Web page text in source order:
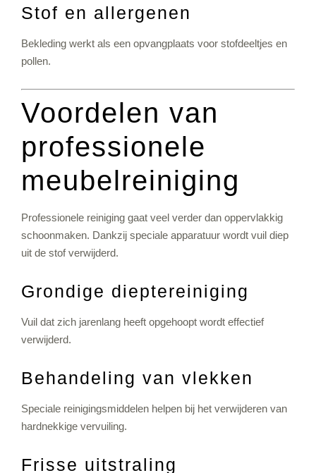
Stof en allergenen
Bekleding werkt als een opvangplaats voor stofdeeltjes en
pollen.
Voordelen van
professionele
meubelreiniging
Professionele reiniging gaat veel verder dan oppervlakkig
schoonmaken. Dankzij speciale apparatuur wordt vuil diep
uit de stof verwijderd.
Grondige dieptereiniging
Vuil dat zich jarenlang heeft opgehoopt wordt effectief
verwijderd.
Behandeling van vlekken
Speciale reinigingsmiddelen helpen bij het verwijderen van
hardnekkige vervuiling.
Frisse uitstraling